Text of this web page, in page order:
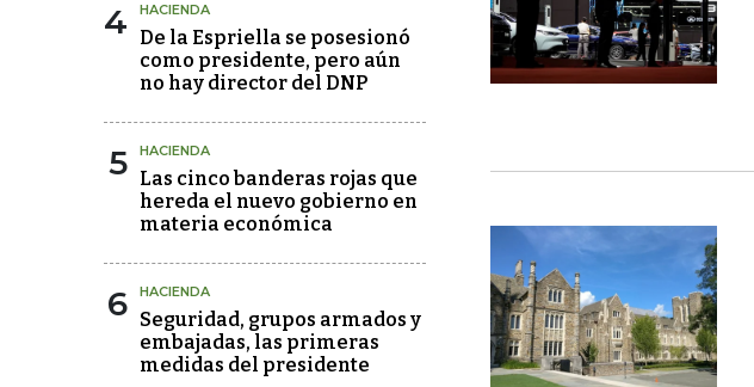
4 HACIENDA
De la Espriella se posesionó
como presidente, pero aún
no hay director del DNP
5 HACIENDA
Las cinco banderas rojas que
hereda el nuevo gobierno en
materia económica
6 HACIENDA
Seguridad, grupos armados y
embajadas, las primeras
medidas del presidente